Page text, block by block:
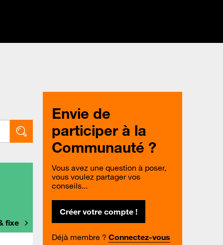
fixe
Envie de
participer à la
Communauté ?
Vous avez une question à poser,
vous voulez partager vos
conseils...
Créer votre compte !
Déjà membre ? Connectez-vous